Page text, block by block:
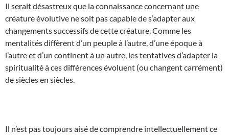
Il serait désastreux que la connaissance concernant une
créature évolutive ne soit pas capable de s’adapter aux
changements successifs de cette créature. Comme les
mentalités diffèrent d’un peuple à l’autre, d’une époque à
l’autre et d’un continent à un autre, les tentatives d’adapter la
spiritualité à ces différences évoluent (ou changent carrément)
de siècles en siècles.
Il n’est pas toujours aisé de comprendre intellectuellement ce